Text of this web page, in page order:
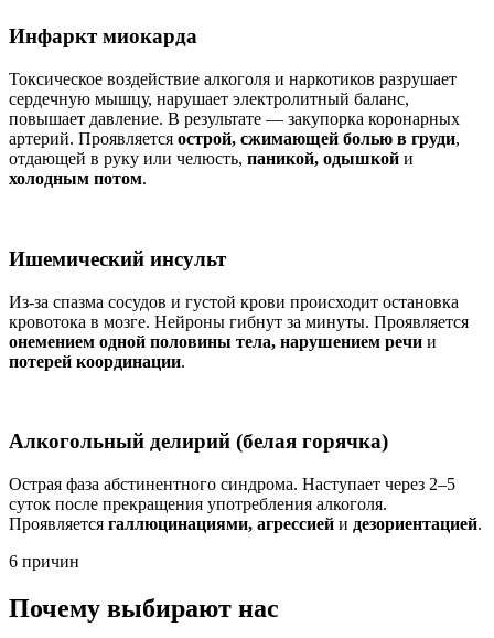
Инфаркт миокарда
Токсическое воздействие алкоголя и наркотиков разрушает
сердечную мышцу, нарушает электролитный баланс,
повышает давление. В результате — закупорка коронарных
артерий. Проявляется острой, сжимающей болью в груди,
отдающей в руку или челюсть, паникой, одышкой и
холодным потом.
Ишемический инсульт
Из-за спазма сосудов и густой крови происходит остановка
кровотока в мозге. Нейроны гибнут за минуты. Проявляется
онемением одной половины тела, нарушением речи и
потерей координации.
Алкогольный делирий (белая горячка)
Острая фаза абстинентного синдрома. Наступает через 2–5
суток после прекращения употребления алкоголя.
Проявляется галлюцинациями, агрессией и дезориентацией.
6 причин
Почему выбирают нас